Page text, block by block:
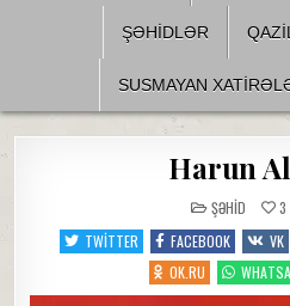
ŞƏHIDLƏR
SUSMAYAN
Harun
POSTED
IN
ŞƏHID 3
TWITTER
FACEBOOK VK
OK.RU